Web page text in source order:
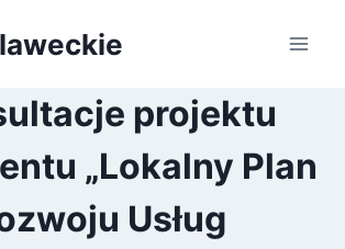
projektu
„Lokalny Plan
Usług